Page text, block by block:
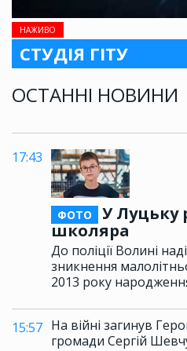
НАЖИВО
СТУДІЯ ГІТУ
ОСТАННІ НОВИНИ
17:43
ФОТО
У Луцьку
школяра
До поліції Волині
зникнення
2013 року
15:57 На війні загинув
громади Сергій